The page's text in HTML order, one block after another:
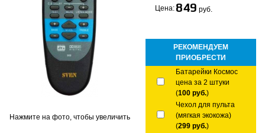
Нажмите на фото, чтобы увеличить
Цена: 849 руб.
РЕКОМЕНДУЕМ
ПРИОБРЕСТИ
Батарейки Космос
цена за 2 штуки
(100 руб.)
Чехол для пульта
(мягкая экокожа)
(299 руб.)